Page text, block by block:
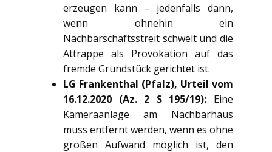
erzeugen kann – jedenfalls dann,
wenn ohnehin ein
Nachbarschaftsstreit schwelt und die
Attrappe als Provokation auf das
fremde Grundstück gerichtet ist.
LG Frankenthal (Pfalz), Urteil vom
16.12.2020 (Az. 2 S 195/19): Eine
Kameraanlage am Nachbarhaus
muss entfernt werden, wenn es ohne
großen Aufwand möglich ist, den